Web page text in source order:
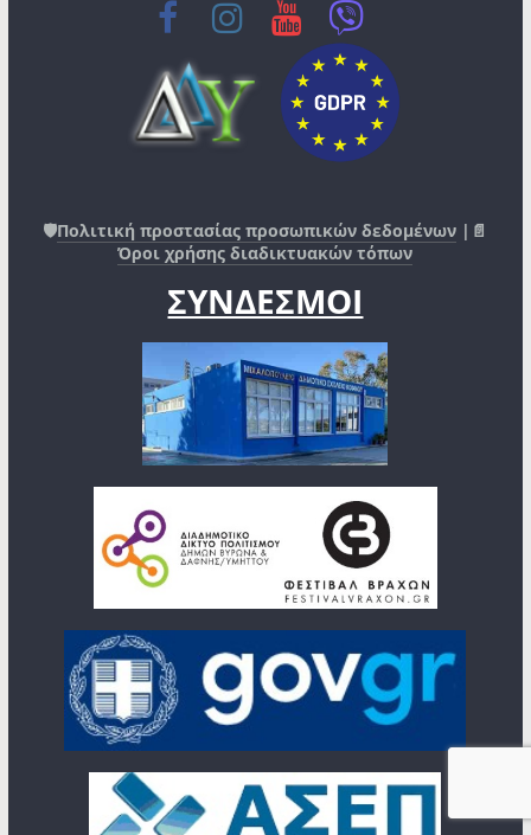
🛡️Πολιτική προστασίας προσωπικών δεδομένων |📄
Όροι χρήσης διαδικτυακών τόπων
ΣΥΝΔΕΣΜΟΙ